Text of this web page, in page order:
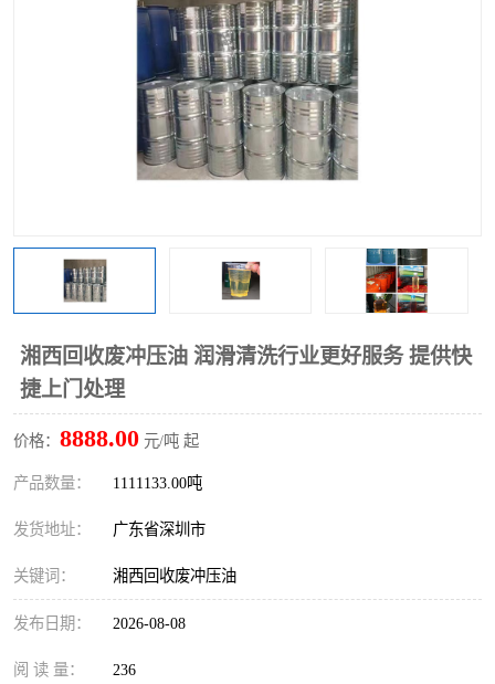
湘西回收废冲压油 润滑清洗行业更好服务 提供快
捷上门处理
价格： 8888.00 元/吨 起
产品数量： 1111133.00吨
发货地址： 广东省深圳市
关键词： 湘西回收废冲压油
发布日期： 2026-08-08
阅 读 量： 236